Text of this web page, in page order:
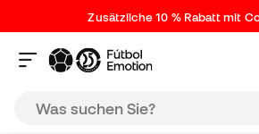
Zusätzliche 10 % Rabatt mit